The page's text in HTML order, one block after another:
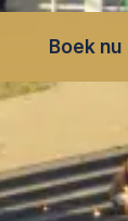
Boek nu